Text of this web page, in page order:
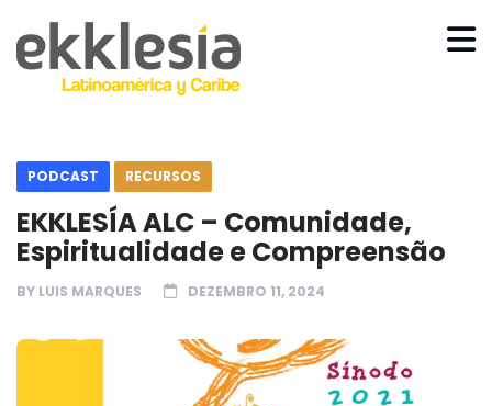
PODCAST RECURSOS
EKKLESÍA ALC – Comunidade,
Espiritualidade e Compreensão
BY LUIS MARQUES DEZEMBRO 11, 2024